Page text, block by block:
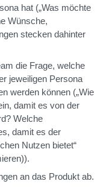
hat („Was möchte
Wünsche,
stecken dahinter
die Frage, welche
jeweiligen Persona
werden können („Wie
damit es von der
Welche
damit es der
Nutzen bietet“
an das Produkt ab.